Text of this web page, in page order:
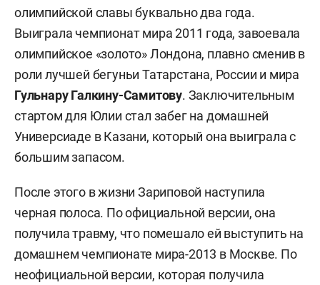
олимпийской славы буквально два года.
Выиграла чемпионат мира 2011 года, завоевала
олимпийское «золото» Лондона, плавно сменив в
роли лучшей бегуньи Татарстана, России и мира
Гульнару Галкину-Самитову. Заключительным
стартом для Юлии стал забег на домашней
Универсиаде в Казани, который она выиграла с
большим запасом.
После этого в жизни Зариповой наступила
черная полоса. По официальной версии, она
получила травму, что помешало ей выступить на
домашнем чемпионате мира-2013 в Москве. По
неофициальной версии, которая получила